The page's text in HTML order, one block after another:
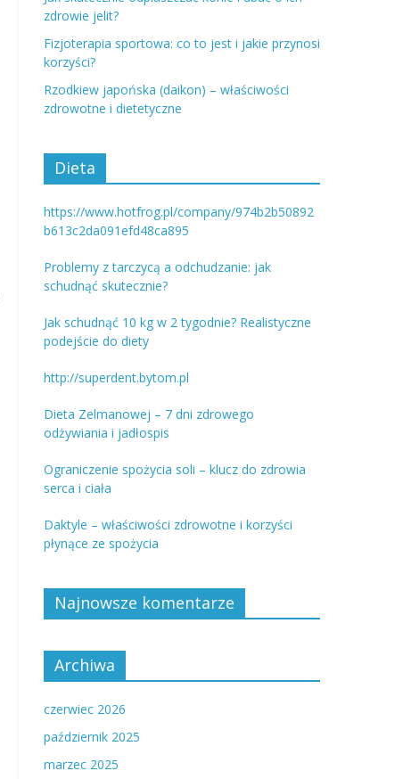
zdrowie jelit?
Fizjoterapia sportowa: co to jest i jakie przynosi
korzyści?
Rzodkiew japońska (daikon) – właściwości
zdrowotne i dietetyczne
Dieta
https://www.hotfrog.pl/company/974b2b50892
b613c2da091efd48ca895
Problemy z tarczycą a odchudzanie: jak
schudnąć skutecznie?
Jak schudnąć 10 kg w 2 tygodnie? Realistyczne
podejście do diety
http://superdent.bytom.pl
Dieta Zelmanowej – 7 dni zdrowego
odżywiania i jadłospis
Ograniczenie spożycia soli – klucz do zdrowia
serca i ciała
Daktyle – właściwości zdrowotne i korzyści
płynące ze spożycia
Najnowsze komentarze
Archiwa
czerwiec 2026
październik 2025
marzec 2025